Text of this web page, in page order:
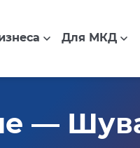
Для МКД
—